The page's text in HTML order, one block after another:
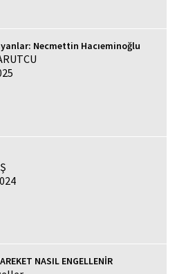
Necmettin Hacıeminoğlu
NASIL ENGELLENİR